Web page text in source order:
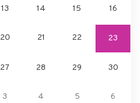
13 14 15 16
20 21 22 23
27 28 29 30
3 4 5 6